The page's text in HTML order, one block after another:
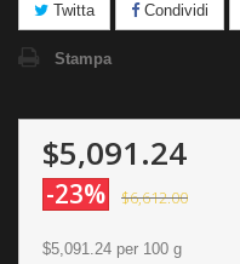
Twitta Condividi
Stampa
$5,091.24
-23% $6,612.00
$5,091.24 per 100 g